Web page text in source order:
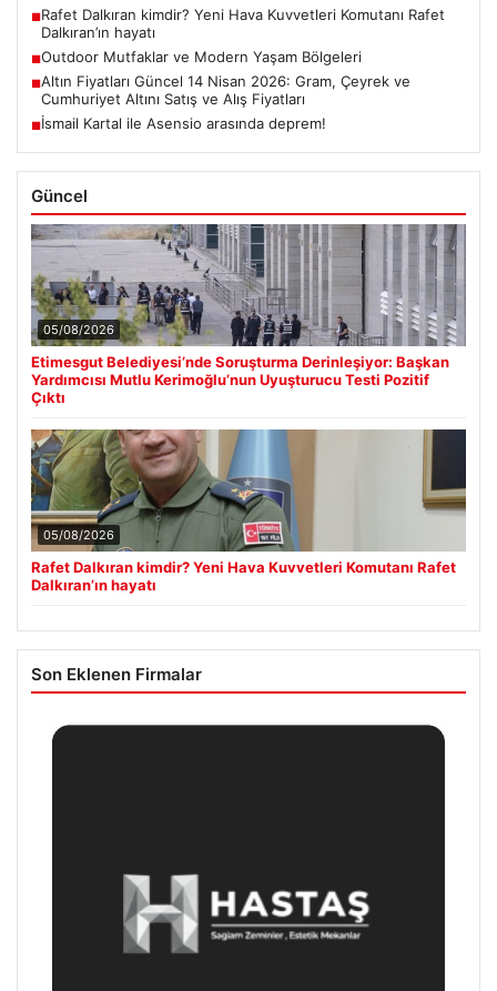
■Rafet Dalkıran kimdir? Yeni Hava Kuvvetleri Komutanı Rafet
Dalkıran’ın hayatı
■Outdoor Mutfaklar ve Modern Yaşam Bölgeleri
■Altın Fiyatları Güncel 14 Nisan 2026: Gram, Çeyrek ve
Cumhuriyet Altını Satış ve Alış Fiyatları
■İsmail Kartal ile Asensio arasında deprem!
Güncel
05/08/2026
Etimesgut Belediyesi’nde Soruşturma Derinleşiyor: Başkan
Yardımcısı Mutlu Kerimoğlu’nun Uyuşturucu Testi Pozitif
Çıktı
05/08/2026
Rafet Dalkıran kimdir? Yeni Hava Kuvvetleri Komutanı Rafet
Dalkıran’ın hayatı
Son Eklenen Firmalar